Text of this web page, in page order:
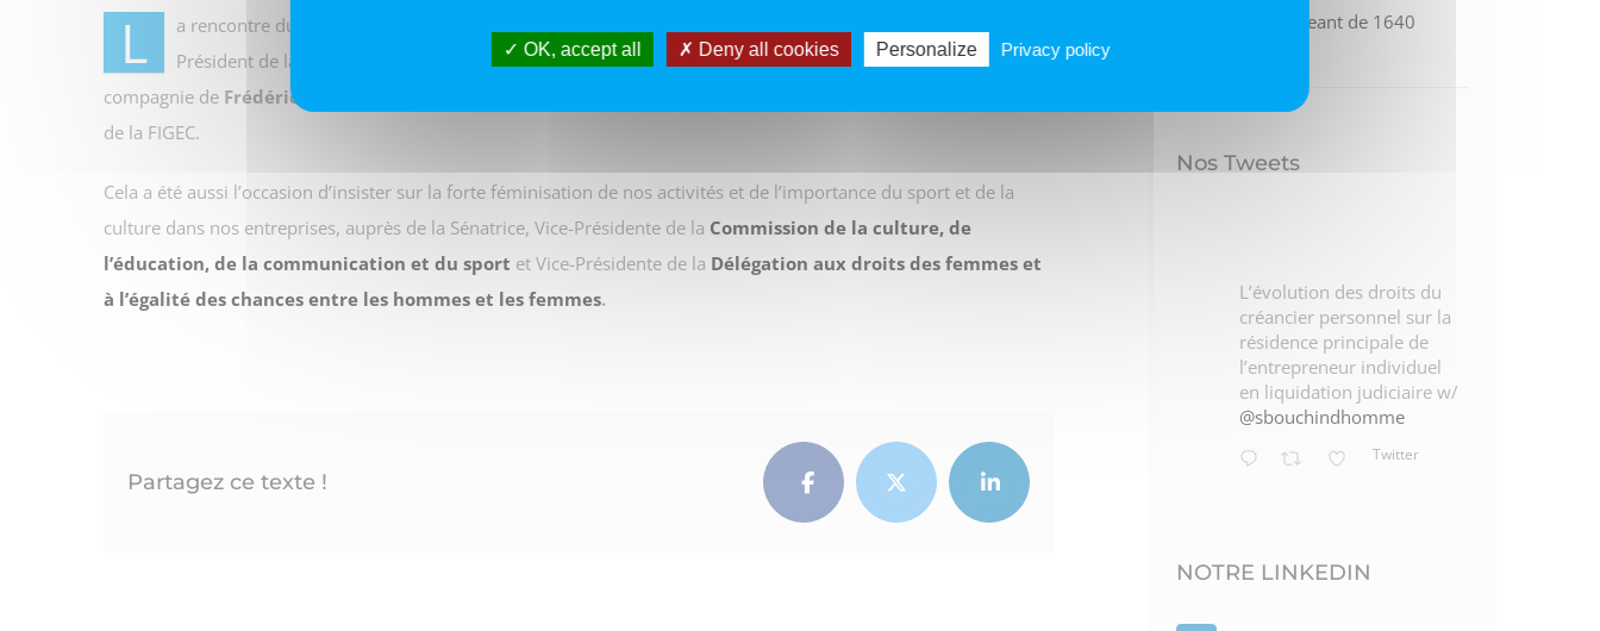
L a rencontre du 21 mars dernier avec Madame la Sénatrice
Président de la FIGEC, de rappeler l’importance économique des activités des entreprises de la FIGEC, en
compagnie de Frédéric Prost
de la FIGEC.
Cela a été aussi l’occasion d’insister sur la forte féminisation de nos activités et de l’importance du sport et de la
culture dans nos entreprises, auprès de la Sénatrice, Vice-Présidente de la Commission de la culture, de
l’éducation, de la communication et du sport et Vice-Présidente de la Délégation aux droits des femmes et
à l’égalité des chances entre les hommes et les femmes.
Partagez ce texte ! FacebookTwitter LinkedIn
Rivoalen, dirigeant de 1640
Nos Tweets
L’évolution des droits du
créancier personnel sur la
résidence principale de
l’entrepreneur individuel
en liquidation judiciaire w/
@sbouchindhomme
Twitter
NOTRE LINKEDIN
OK, accept all Deny all cookies Personalize Privacy policy